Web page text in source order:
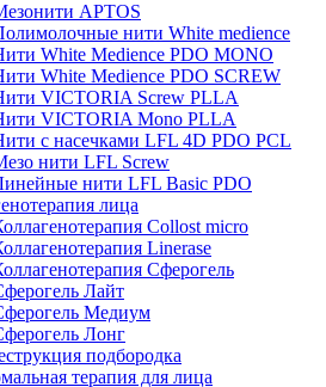
APTOS
нити White medience
White Medience PDO MONO
White Medience PDO SCREW
VICTORIA Screw PLLA
VICTORIA Mono PLLA
с насечками LFL 4D PDO PCL
нити LFL Screw
нити LFL Basic PDO
лица
Collost micro
Linerase
Сферогель
Лайт
Медиум
Лонг
подбородка
терапия для лица